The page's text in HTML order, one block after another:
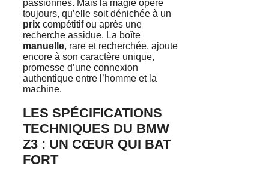
passionnés. Mais la magie opère
toujours, qu’elle soit dénichée à un
prix compétitif ou après une
recherche assidue. La boîte
manuelle, rare et recherchée, ajoute
encore à son caractère unique,
promesse d’une connexion
authentique entre l’homme et la
machine.
LES SPÉCIFICATIONS
TECHNIQUES DU BMW
Z3 : UN CŒUR QUI BAT
FORT